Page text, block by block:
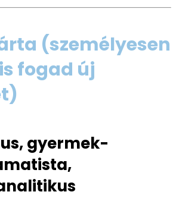
(személyesen
fogad új
gyermek-